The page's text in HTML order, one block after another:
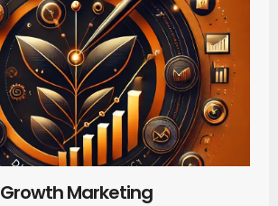
Growth Marketing